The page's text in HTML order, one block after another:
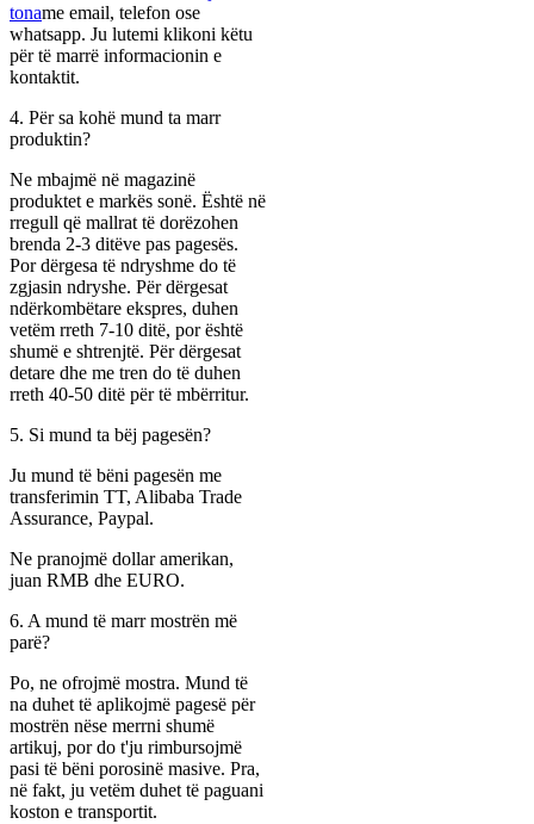
toname email, telefon ose
whatsapp. Ju lutemi klikoni këtu
për të marrë informacionin e
kontaktit.
4. Për sa kohë mund ta marr
produktin?
Ne mbajmë në magazinë
produktet e markës sonë. Është në
rregull që mallrat të dorëzohen
brenda 2-3 ditëve pas pagesës.
Por dërgesa të ndryshme do të
zgjasin ndryshe. Për dërgesat
ndërkombëtare ekspres, duhen
vetëm rreth 7-10 ditë, por është
shumë e shtrenjtë. Për dërgesat
detare dhe me tren do të duhen
rreth 40-50 ditë për të mbërritur.
5. Si mund ta bëj pagesën?
Ju mund të bëni pagesën me
transferimin TT, Alibaba Trade
Assurance, Paypal.
Ne pranojmë dollar amerikan,
juan RMB dhe EURO.
6. A mund të marr mostrën më
parë?
Po, ne ofrojmë mostra. Mund të
na duhet të aplikojmë pagesë për
mostrën nëse merrni shumë
artikuj, por do t'ju rimbursojmë
pasi të bëni porosinë masive. Pra,
në fakt, ju vetëm duhet të paguani
koston e transportit.